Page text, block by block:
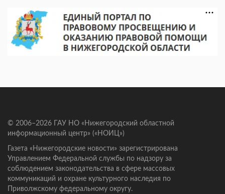
© 2006–2026 ГАУ НО «Нижегородский областной
информационный центр» («НОИЦ»)
Газета «Нижегородские новости» зарегистрирована
Управлением Федеральной службы по надзору за
соблюдением законодательства в сфере массовых
коммуникаций и охране культурного наследия по
Приволжскому федеральному округу.